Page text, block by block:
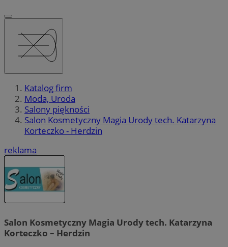
Katalog firm
Moda, Uroda
Salony piękności
Salon Kosmetyczny Magia Urody tech. Katarzyna
Korteczko - Herdzin
reklama
Salon Kosmetyczny Magia Urody tech. Katarzyna
Korteczko – Herdzin